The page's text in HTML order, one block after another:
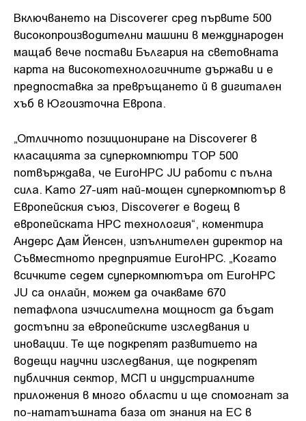
Включването на Discoverer сред първите 500
високопроизводителни машини в международен
мащаб вече постави България на световната
карта на високотехнологичните държави и e
предпоставка за превръщането й в дигитален
хъб в Югоизточна Европа.
„Отличното позициониране на Discoverer в
класацията за суперкомпютри TOP 500
потвърждава, че EuroHPC JU работи с пълна
сила. Като 27-ият най-мощен суперкомпютър в
Европейския съюз, Discoverer е водещ в
европейската HPC технология“, коментира
Андерс Дам Йенсен, изпълнителен директор на
Съвместното предприятие EuroHPC. „Когато
всичките седем суперкомпютъра от EuroHPC
JU са онлайн, можем да очакваме 670
петафлопа изчислителна мощност да бъдат
достъпни за европейските изследвания и
иновации. Те ще подкрепят развитието на
водещи научни изследвания, ще подкрепят
публичния сектор, МСП и индустриалните
приложения в много области и ще спомогнат за
по-нататъшната база от знания на ЕС в